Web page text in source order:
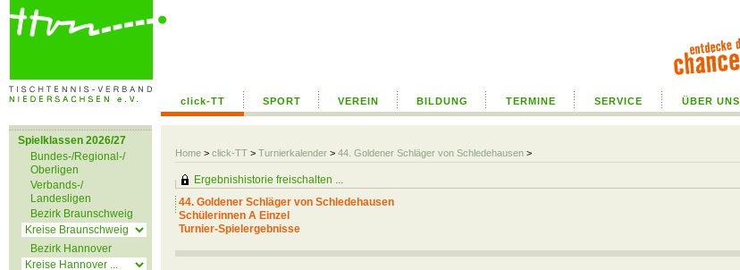
click-TT SPORT VEREIN BILDUNG TERMINE SERVICE ÜBER UNS
Home > click-TT > Turnierkalender > 44. Goldener Schläger von Schledehausen >
Spielklassen 2026/27
Bundes-/Regional-/
Oberligen
Verbands-/
Landesligen
Bezirk Braunschweig
Bezirk Hannover
Ergebnishistorie freischalten ...
44. Goldener Schläger von Schledehausen
Schülerinnen A Einzel
Turnier-Spielergebnisse